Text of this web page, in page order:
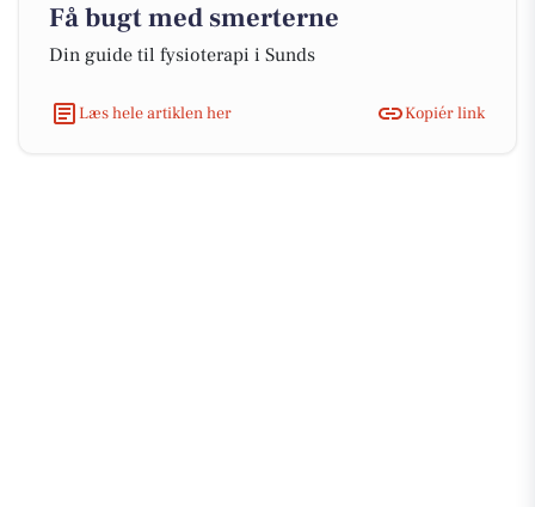
Få bugt med smerterne
Din guide til fysioterapi i Sunds
Læs hele artiklen her Kopiér link